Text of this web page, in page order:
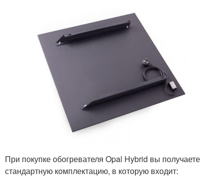
При покупке обогревателя Opal Hybrid вы получаете
стандартную комплектацию, в которую входит: